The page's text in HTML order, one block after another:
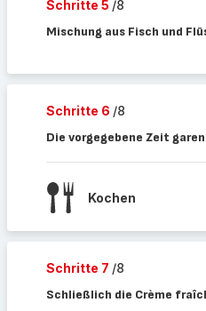
Schritte 5 /8
Mischung aus Fisch und
Schritte 6 /8
Die vorgegebene Zeit
Kochen
Schritte 7 /8
Schließlich die Crème